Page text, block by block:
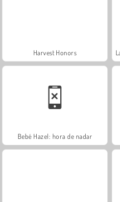
Harvest Honors
Bebé Hazel: hora de nadar